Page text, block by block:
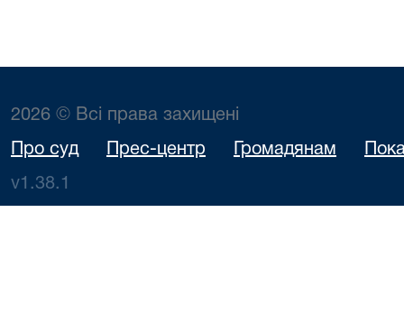
2026 © Всі права захищені
Про суд Прес-центр Громадянам
v1.38.1